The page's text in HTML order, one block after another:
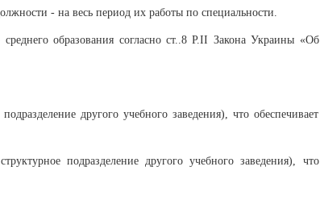
- на весь период их работы по специальности.
образования согласно ст..8 Р.ІІ Закона Украины «Об
другого учебного заведения), что обеспечивает
подразделение другого учебного заведения), что